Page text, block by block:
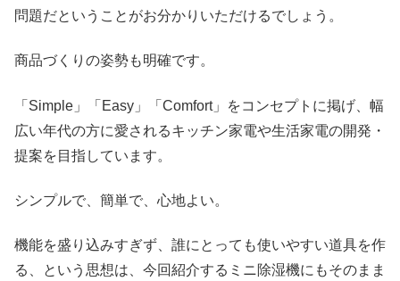
問題だということがお分かりいただけるでしょう。
商品づくりの姿勢も明確です。
「Simple」「Easy」「Comfort」をコンセプトに掲げ、幅
広い年代の方に愛されるキッチン家電や生活家電の開発・
提案を目指しています。
シンプルで、簡単で、心地よい。
機能を盛り込みすぎず、誰にとっても使いやすい道具を作
る、という思想は、今回紹介するミニ除湿機にもそのまま